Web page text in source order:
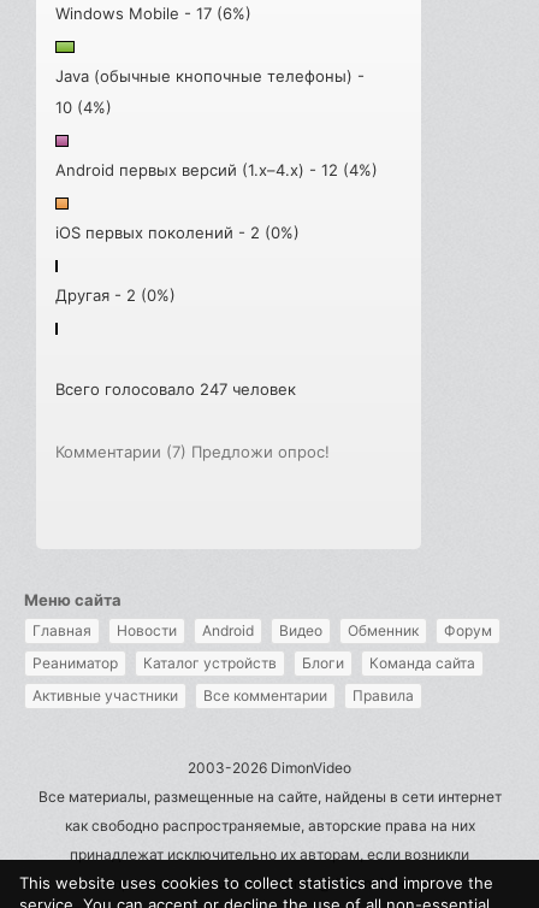
Windows Mobile - 17 (6%)
Java (обычные кнопочные телефоны) -
10 (4%)
Android первых версий (1.x–4.x) - 12 (4%)
iOS первых поколений - 2 (0%)
Другая - 2 (0%)
Всего голосовало 247 человек
Комментарии (7) Предложи опрос!
Меню сайта
Главная Новости Android Видео Обменник
Форум
Реаниматор
Каталог устройств Блоги
Команда сайта
Активные участники
Все комментарии Правила
2003-2026 DimonVideo
Все материалы, размещенные на сайте, найдены в сети интернет
как свободно распространяемые, авторские права на них
принадлежат исключительно их авторам, если возникли
претензии - пишите на admin@dimonvideo.ru
This website uses cookies to collect statistics and improve the